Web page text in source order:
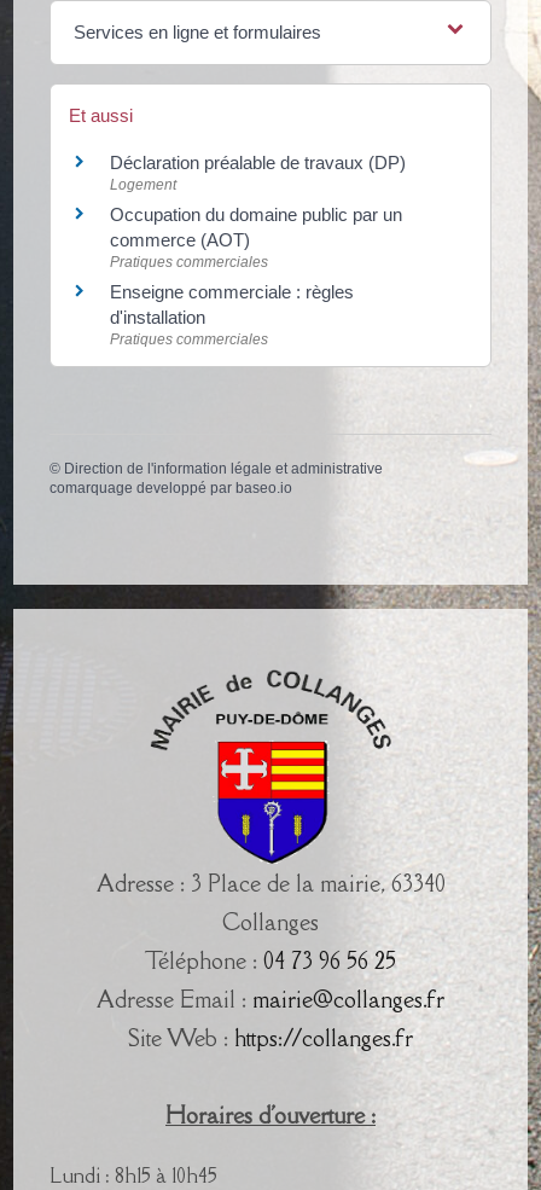
Services en ligne et formulaires
Et aussi
Déclaration préalable de travaux (DP)
Logement
Occupation du domaine public par un
commerce (AOT)
Pratiques commerciales
Enseigne commerciale : règles
d'installation
Pratiques commerciales
© Direction de l'information légale et administrative
comarquage developpé parbaseo.io
Adresse : 3 Place de la mairie, 63340
Collanges
Téléphone : 04 73 96 56 25
Adresse Email : mairie@collanges.fr
Site Web : https://collanges.fr
Horaires d'ouverture :
Lundi : 8h15 à 10h45